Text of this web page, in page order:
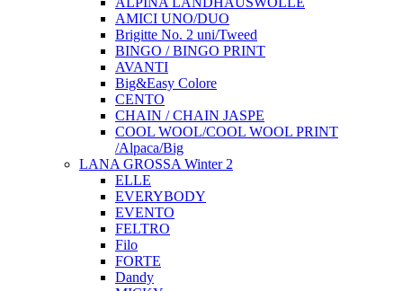
AMICI UNO/DUO
Brigitte No. 2 uni/Tweed
BINGO / BINGO PRINT
AVANTI
Big&Easy Colore
CENTO
CHAIN / CHAIN JASPE
COOL WOOL/COOL WOOL PRINT
/Alpaca/Big
LANA GROSSA Winter 2
ELLE
EVERYBODY
EVENTO
FELTRO
Filo
FORTE
Dandy